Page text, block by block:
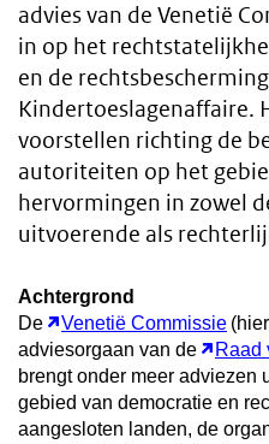
advies van de Venetië
in op het
en de
Kindertoeslagenaffaire.
voorstellen richting de
autoriteiten op het
hervormingen in zowel
uitvoerende als
Achtergrond
De
Venetië Commissie
adviesorgaan van de
Raad
brengt onder meer adviezen
gebied van democratie en
aangesloten landen, de